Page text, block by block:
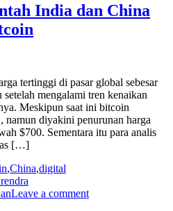
India dan China
tertinggi di pasar global sebesar
mengalami tren kenaikan
Meskipun saat ini bitcoin
namun diyakini penurunan harga
$700. Sementara itu para analis
[…]
,China,digital
Leave a comment